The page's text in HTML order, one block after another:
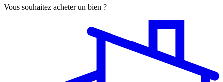
Vous souhaitez acheter un bien ?